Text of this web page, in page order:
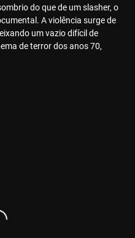
do que de um slasher, o
A violência surge de
um vazio difícil de
de terror dos anos 70,